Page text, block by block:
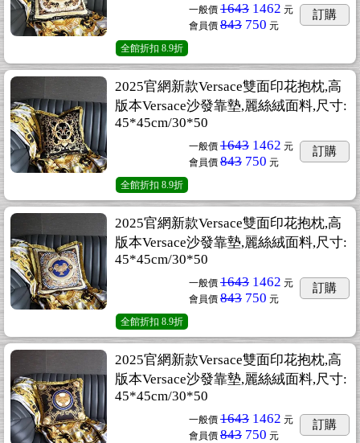
一般價 1643 1462 元
會員價 843 750 元
訂購
全館折扣 8.9折
2025官網新款Versace雙面印花抱枕,高
版本Versace沙發靠墊,麗絲絨面料,尺寸:
45*45cm/30*50
一般價 1643 1462 元
會員價 843 750 元
訂購
全館折扣 8.9折
2025官網新款Versace雙面印花抱枕,高
版本Versace沙發靠墊,麗絲絨面料,尺寸:
45*45cm/30*50
一般價 1643 1462 元
會員價 843 750 元
訂購
全館折扣 8.9折
2025官網新款Versace雙面印花抱枕,高
版本Versace沙發靠墊,麗絲絨面料,尺寸:
45*45cm/30*50
一般價 1643 1462 元
會員價 843 750 元
訂購